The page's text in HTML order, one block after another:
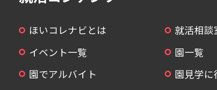
ほいコレナビとは
就活相談
イベント一覧
園一覧
園でアルバイト
園見学